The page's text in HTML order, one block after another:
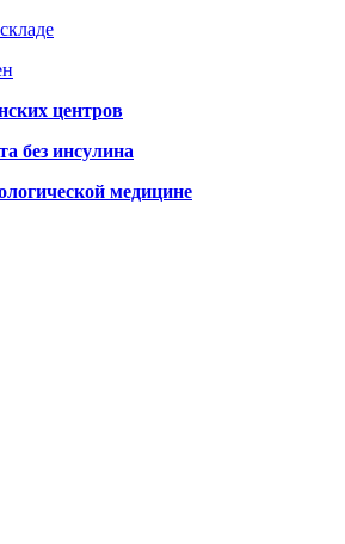
центров
без инсулина
медицине